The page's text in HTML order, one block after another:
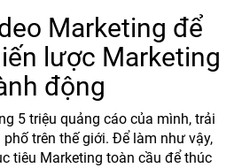
Marketing để
lược Marketing
động
5 triệu quảng cáo của mình, trải
trên thế giới. Để làm như vậy,
tiêu Marketing toàn cầu để thúc